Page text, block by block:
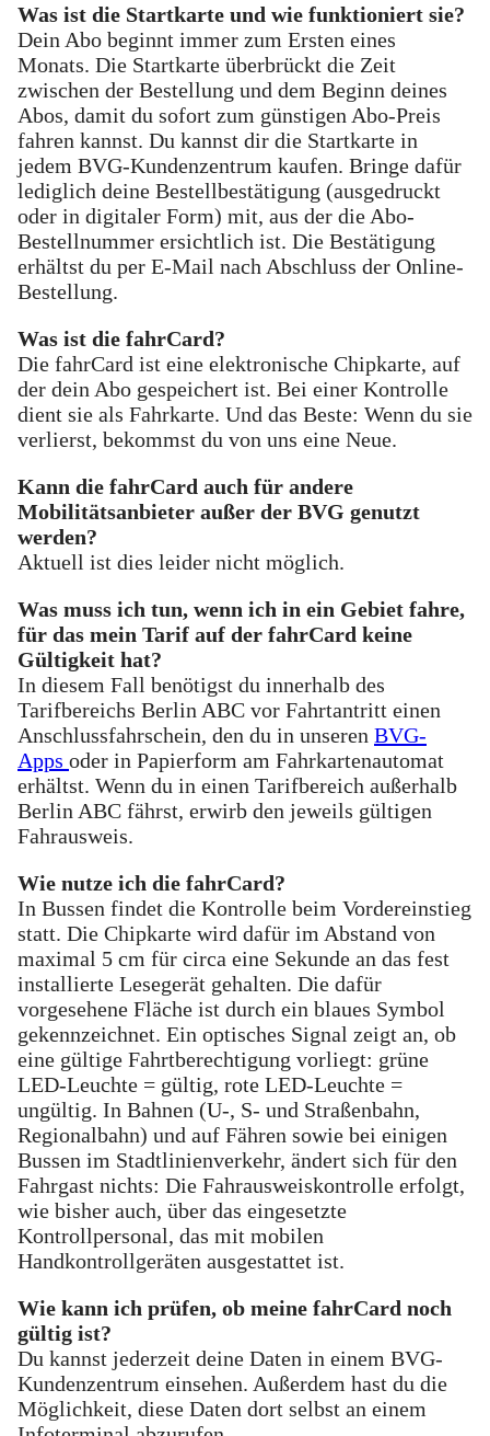
Was ist die Startkarte und wie funktioniert sie?
Dein Abo beginnt immer zum Ersten eines
Monats. Die Startkarte überbrückt die Zeit
zwischen der Bestellung und dem Beginn deines
Abos, damit du sofort zum günstigen Abo-Preis
fahren kannst. Du kannst dir die Startkarte in
jedem BVG-Kundenzentrum kaufen. Bringe dafür
lediglich deine Bestellbestätigung (ausgedruckt
oder in digitaler Form) mit, aus der die Abo-
Bestellnummer ersichtlich ist. Die Bestätigung
erhältst du per E-Mail nach Abschluss der Online-
Bestellung.
Was ist die fahrCard?
Die fahrCard ist eine elektronische Chipkarte, auf
der dein Abo gespeichert ist. Bei einer Kontrolle
dient sie als Fahrkarte. Und das Beste: Wenn du sie
verlierst, bekommst du von uns eine Neue.
Kann die fahrCard auch für andere
Mobilitätsanbieter außer der BVG genutzt
werden?
Aktuell ist dies leider nicht möglich.
Was muss ich tun, wenn ich in ein Gebiet fahre,
für das mein Tarif auf der fahrCard keine
Gültigkeit hat?
In diesem Fall benötigst du innerhalb des
Tarifbereichs Berlin ABC vor Fahrtantritt einen
Anschlussfahrschein, den du in unseren BVG-
Apps oder in Papierform am Fahrkartenautomat
erhältst. Wenn du in einen Tarifbereich außerhalb
Berlin ABC fährst, erwirb den jeweils gültigen
Fahrausweis.
Wie nutze ich die fahrCard?
In Bussen findet die Kontrolle beim Vordereinstieg
statt. Die Chipkarte wird dafür im Abstand von
maximal 5 cm für circa eine Sekunde an das fest
installierte Lesegerät gehalten. Die dafür
vorgesehene Fläche ist durch ein blaues Symbol
gekennzeichnet. Ein optisches Signal zeigt an, ob
eine gültige Fahrtberechtigung vorliegt: grüne
LED-Leuchte = gültig, rote LED-Leuchte =
ungültig. In Bahnen (U-, S- und Straßenbahn,
Regionalbahn) und auf Fähren sowie bei einigen
Bussen im Stadtlinienverkehr, ändert sich für den
Fahrgast nichts: Die Fahrausweiskontrolle erfolgt,
wie bisher auch, über das eingesetzte
Kontrollpersonal, das mit mobilen
Handkontrollgeräten ausgestattet ist.
Wie kann ich prüfen, ob meine fahrCard noch
gültig ist?
Du kannst jederzeit deine Daten in einem BVG-
Kundenzentrum einsehen. Außerdem hast du die
Möglichkeit, diese Daten dort selbst an einem